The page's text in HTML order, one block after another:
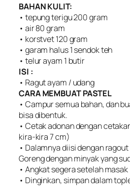
BAHAN KULIT:
• tepung terigu 200 gram
• air 80 gram
• korstvet 120 gram
• garam halus 1 sendok teh
• telur ayam 1 butir
ISI :
• Ragut ayam / udang
CARA MEMBUAT PASTEL
• Campur semua bahan, dan
bisa dibentuk.
• Cetak adonan dengan
kira-kira 7 cm)
• Dalamnya diisi dengan
Goreng dengan minyak yang
• Angkat segera setelah
• Dinginkan, simpan dalam